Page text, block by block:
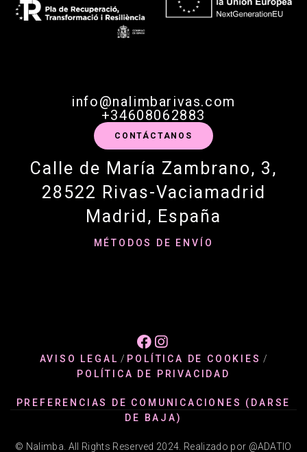
info@nalimbarivas.com
+34608062883
CONTÁCTANOS
Calle de María Zambrano, 3,
28522 Rivas-Vaciamadrid
Madrid, España
MÉTODOS DE ENVÍO
AVISO LEGAL / POLÍTICA DE COOKIES /
POLÍTICA DE PRIVACIDAD
PREFERENCIAS DE COMUNICACIONES (DARSE
DE BAJA)
© Nalimba. All Rights Reserved 2024. Realizado por @ADATIO
 